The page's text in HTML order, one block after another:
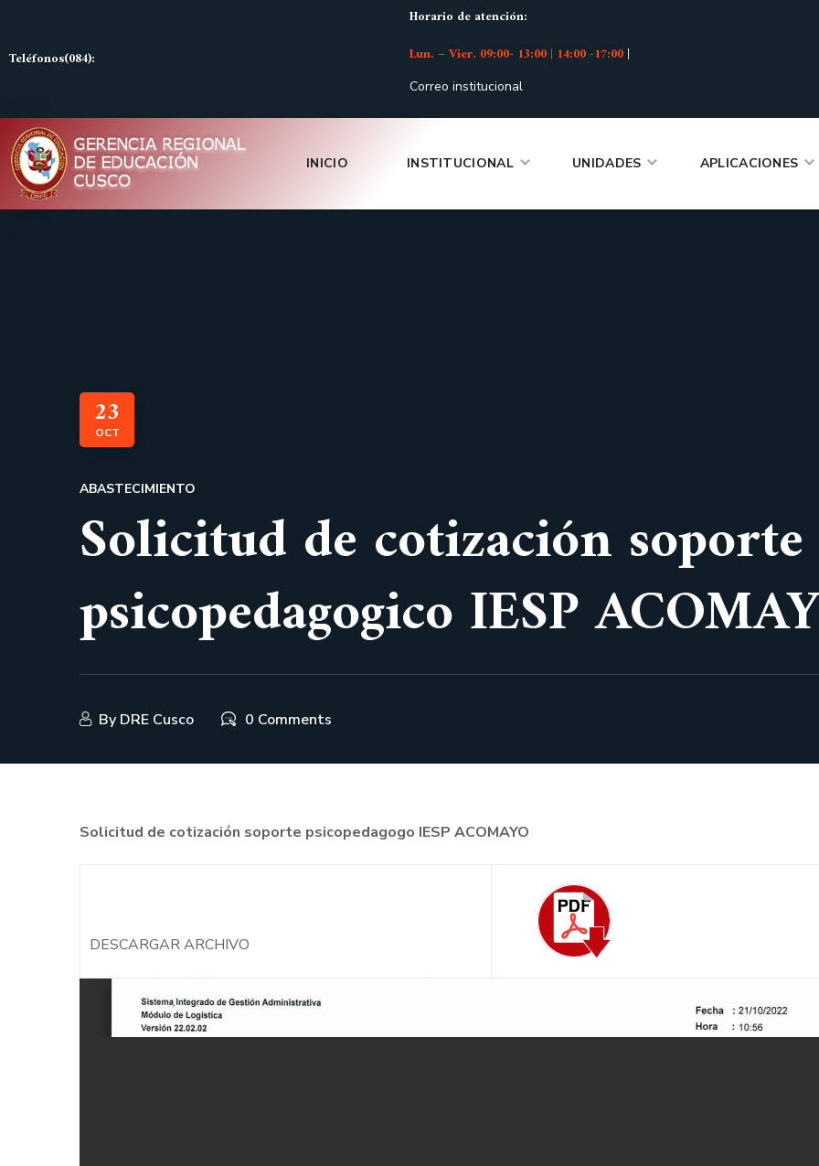
Teléfonos(084):
Horario de atención:
Lun. – Vier. 09:00- 13:00 | 14:00 -17:00|
Correo institucional
INICIO INSTITUCIONAL UNIDADES APLICACIONES
23
OCT
ABASTECIMIENTO
Solicitud de cotización soporte
psicopedagogico IESP
By DRE Cusco 0 Comments
Solicitud de cotización soporte psicopedagogo IESP ACOMAYO
DESCARGAR ARCHIVO